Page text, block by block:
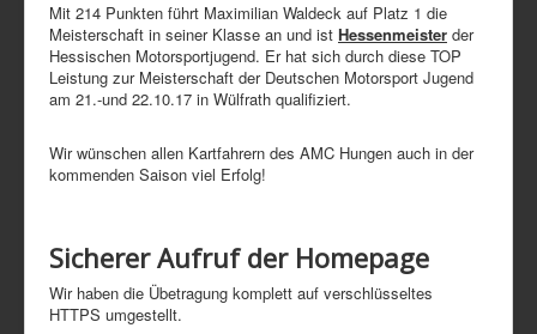
Mit 214 Punkten führt Maximilian Waldeck auf Platz 1 die
Meisterschaft in seiner Klasse an und ist Hessenmeister der
Hessischen Motorsportjugend. Er hat sich durch diese TOP
Leistung zur Meisterschaft der Deutschen Motorsport Jugend
am 21.-und 22.10.17 in Wülfrath qualifiziert.
Wir wünschen allen Kartfahrern des AMC Hungen auch in der
kommenden Saison viel Erfolg!
Sicherer Aufruf der Homepage
Wir haben die Übetragung komplett auf verschlüsseltes
HTTPS umgestellt.